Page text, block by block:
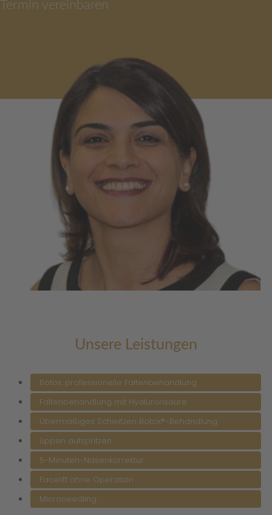
Termin vereinbaren
Unsere Leistungen
Botox: professionelle Faltenbehandlung
Faltenbehandlung mit Hyaluronsäure
Übermäßiges Schwitzen Botox®-Behandlung
Lippen aufspritzen
5-Minuten-Nasenkorrektur
Facelift ohne Operation
Microneedling